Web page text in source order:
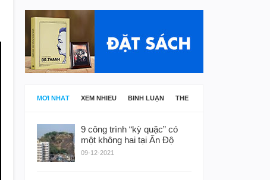
MỚI NHẤT XEM NHIỀU BÌNH LUẬN THẺ
9 công trình “kỳ quặc” có
một không hai tại Ấn Độ
09-12-2021